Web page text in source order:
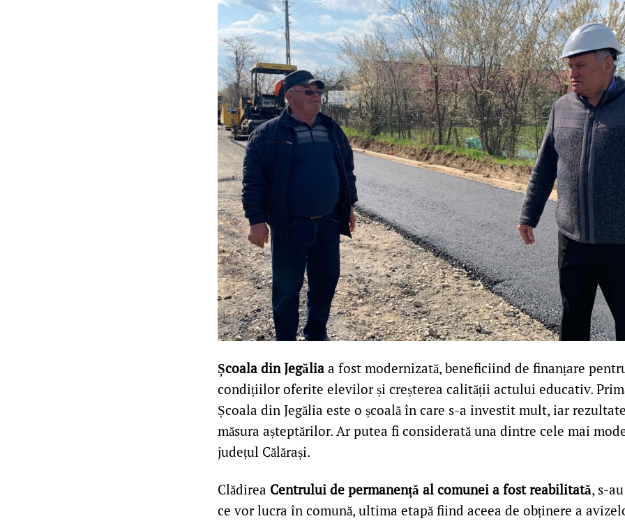
Școala din Jegălia a fost modernizată, beneficiind de finanțare
condițiilor oferite elevilor și creșterea calității actului educativ.
Școala din Jegălia este o școală în care s-a investit mult, iar
măsura așteptărilor. Ar putea fi considerată una dintre cele mai
județul Călărași.
Clădirea Centrului de permanență al comunei a fost reabilitată, s-
ce vor lucra în comună, ultima etapă fiind aceea de obținere a